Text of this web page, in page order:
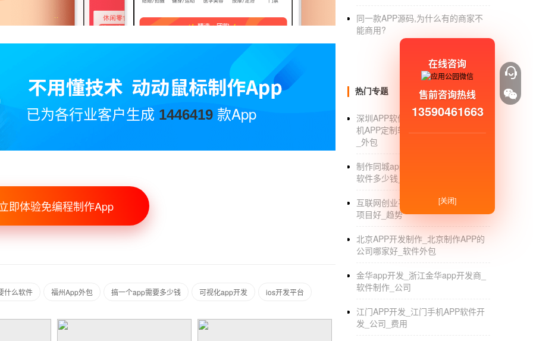
与本届购物节同期举办的第四届上海网购节
号店、安百里E市、蔬菜管家、我爱我家、
便利店自助配送，一号店推出的“购物达人大
游。预计在这个购物节期间，全市网购消费将
购物节期间，“虹口商业街”“时尚洋浦”“智慧
停车引导、白领午餐、网购测评等便捷服务和
已为各行业客户生成 1446419 款App
即体验免编程制作App
什么软件 福州App外包 搞一个app需要多少钱 可视化app开发 ios开发平台
同一款APP源码,为什么有的商家不
能商用?
热门专题
深圳APP软件定制开发公司_深圳手
机APP定制软件外包开发公司有哪些
_外包
制作同城app软件_制作一个同城app
软件多少钱_价格
互联网创业平台_互联网创业做什么
项目好_趋势
北京APP开发制作_北京制作APP的
公司哪家好_软件外包
金华app开发_浙江金华app开发商_
软件制作_公司
江门APP开发_江门手机APP软件开
发_公司_费用
在线咨询
售前咨询热线
13590461663
[关闭]